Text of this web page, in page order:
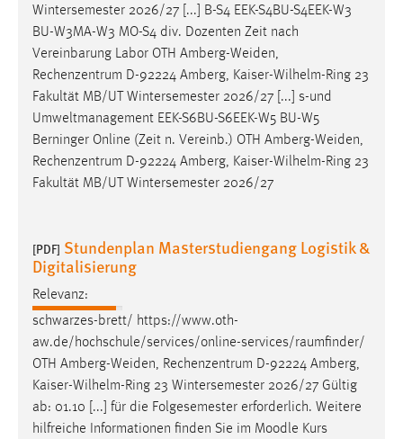
Wintersemester 2026/27 [...] B-S4 EEK-S4BU-S4EEK-W3
BU-W3MA-W3 MO-S4 div. Dozenten Zeit nach
Vereinbarung Labor OTH Amberg-Weiden,
Rechenzentrum D-92224 Amberg, Kaiser-Wilhelm-Ring 23
Fakultät MB/UT Wintersemester 2026/27 [...] s-und
Umweltmanagement EEK-S6BU-S6EEK-W5 BU-W5
Berninger Online (Zeit n. Vereinb.) OTH Amberg-Weiden,
Rechenzentrum D-92224 Amberg, Kaiser-Wilhelm-Ring 23
Fakultät MB/UT Wintersemester 2026/27
[PDF] Stundenplan Masterstudiengang Logistik &
Digitalisierung
Relevanz:
schwarzes-brett/ https://www.oth-
aw.de/hochschule/services/online-services/raumfinder/
OTH Amberg-Weiden, Rechenzentrum D-92224 Amberg,
Kaiser-Wilhelm-Ring 23 Wintersemester 2026/27 Gültig
ab: 01.10 [...] für die Folgesemester erforderlich. Weitere
hilfreiche Informationen finden Sie im Moodle Kurs